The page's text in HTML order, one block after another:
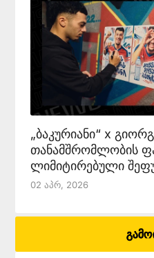
„ბაკურიანი“ x
თანამშრომლობის
ლიმიტირებული
02 Აპრ, 2026